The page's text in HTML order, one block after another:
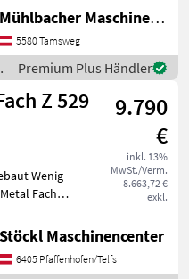
ca. 814cm -
ca.
Mühlbacher Maschinen GmbH
5580 Tamsweg
Premium Plus Händler
Z 529
9.790
€
inkl. 13%
MwSt./Verm.
8.663,72 €
exkl.
Wenig
Stöckl Maschinencenter
6405 Pfaffenhofen/Telfs